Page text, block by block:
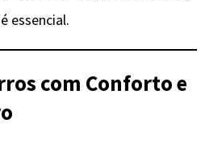
essencial.
com Conforto e